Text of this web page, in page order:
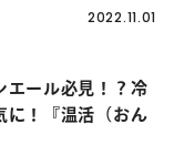
2022.11.01
エール必見！？冷
に！『温活（おん